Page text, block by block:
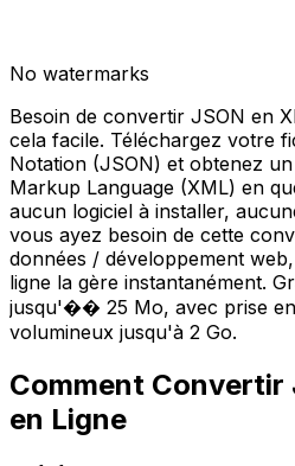
No watermarks
Besoin de convertir JSON en
cela facile. Téléchargez votre
Notation (JSON) et obtenez
Markup Language (XML) en
aucun logiciel à installer,
vous ayez besoin de cette
données / développement
ligne la gère instantanément.
jusqu'�� 25 Mo, avec prise
volumineux jusqu'à 2 Go.
Comment Convertir
en Ligne